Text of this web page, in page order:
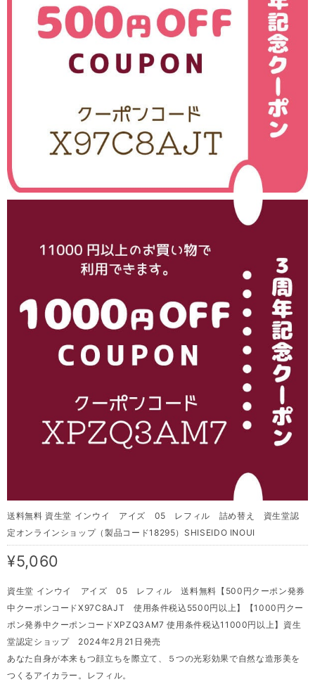
送料無料 資生堂 インウイ アイズ 05 レフィル 詰め替え 資生堂認
定オンラインショップ（製品コード18295）SHISEIDO INOUI
¥5,060
資生堂 インウイ アイズ 05 レフィル 送料無料【500円クーポン発券
中クーポンコードX97C8AJT 使用条件税込5500円以上】【1000円クー
ポン発券中クーポンコードXPZQ3AM7 使用条件税込11000円以上】資生
堂認定ショップ 2024年2月21日発売
あなた自身が本来もつ顔立ちを際立て、５つの光彩効果で自然な造形美を
つくるアイカラー。レフィル。